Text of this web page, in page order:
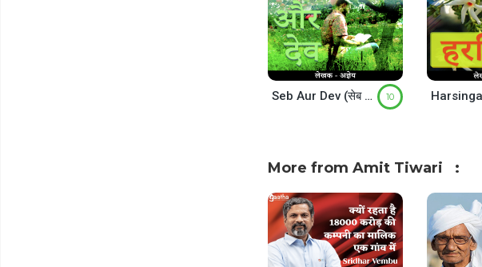
Seb Aur Dev (सेब और देव) 10
More from Amit Tiwari